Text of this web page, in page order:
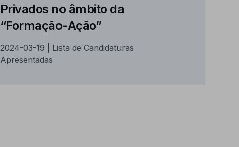
Privados no âmbito da
“Formação-Ação”
2024-03-19 | Lista de Candidaturas
Apresentadas